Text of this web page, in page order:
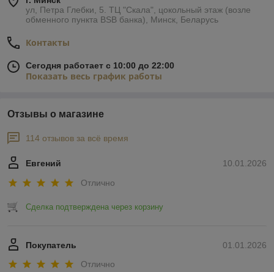
ул, Петра Глебки, 5. ТЦ "Скала", цокольный этаж (возле
обменного пункта BSB банка), Минск, Беларусь
Контакты
Сегодня работает с 10:00 до 22:00
Показать весь график работы
Отзывы о магазине
114 отзывов за всё время
10.01.2026
Евгений
Отлично
Сделка подтверждена через корзину
01.01.2026
Покупатель
Отлично